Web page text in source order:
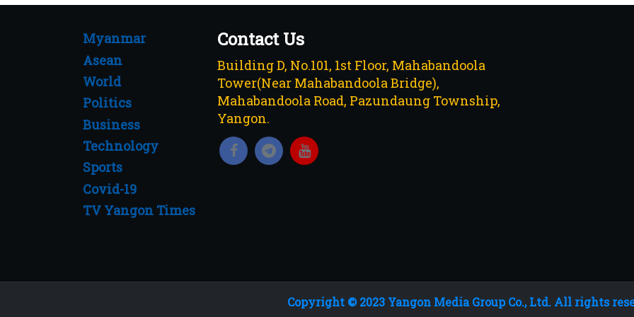
Myanmar
Asean
World
Politics
Business
Technology
Sports
Covid-19
TV Yangon Times
Contact Us
Building D, No.101, 1st Floor, Mahabandoola
Tower(Near Mahabandoola Bridge),
Mahabandoola Road, Pazundaung Township,
Yangon.
Copyright © 2023 Yangon Media Group Co., Ltd. All rights